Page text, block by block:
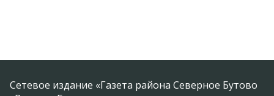
Сетевое издание «Газета района Северное Бутово